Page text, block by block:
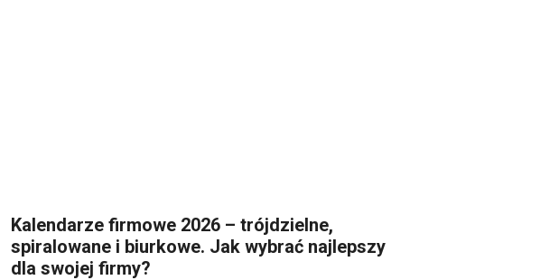
Kalendarze firmowe 2026 – trójdzielne,
spiralowane i biurkowe. Jak wybrać najlepszy
dla swojej firmy?